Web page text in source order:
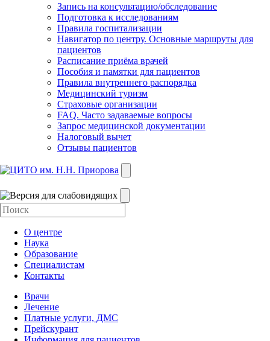
Запись на консультацию/обследование
Подготовка к исследованиям
Правила госпитализации
Навигатор по центру. Основные маршруты для
пациентов
Расписание приёма врачей
Пособия и памятки для пациентов
Правила внутреннего распорядка
Медицинский туризм
Страховые организации
FAQ. Часто задаваемые вопросы
Запрос медицинской документации
Налоговый вычет
Отзывы пациентов
О центре
Наука
Образование
Специалистам
Контакты
Врачи
Лечение
Платные услуги, ДМС
Прейскурант